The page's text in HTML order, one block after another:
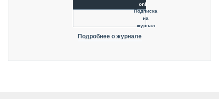
online
Подписка
на
журнал
Подробнее о журнале